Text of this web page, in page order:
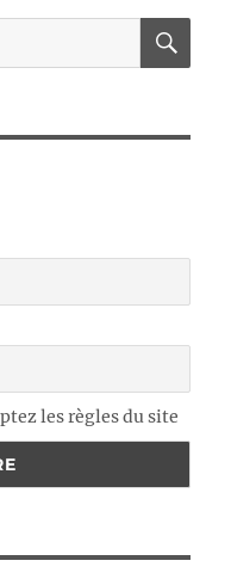
les règles du site